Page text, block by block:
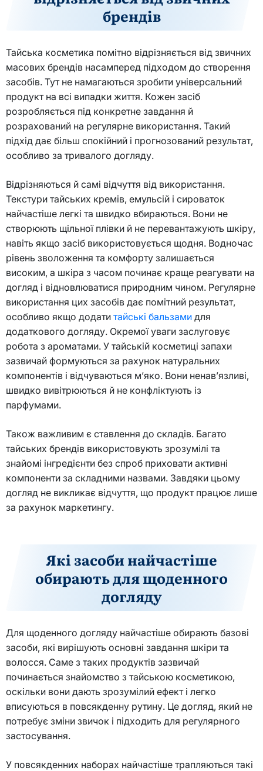
брендів
Тайська косметика помітно відрізняється від звичних
масових брендів насамперед підходом до створення
засобів. Тут не намагаються зробити універсальний
продукт на всі випадки життя. Кожен засіб
розробляється під конкретне завдання й
розрахований на регулярне використання. Такий
підхід дає більш спокійний і прогнозований результат,
особливо за тривалого догляду.
Відрізняються й самі відчуття від використання.
Текстури тайських кремів, емульсій і сироваток
найчастіше легкі та швидко вбираються. Вони не
створюють щільної плівки й не перевантажують шкіру,
навіть якщо засіб використовується щодня. Водночас
рівень зволоження та комфорту залишається
високим, а шкіра з часом починає краще реагувати на
догляд і відновлюватися природним чином. Регулярне
використання цих засобів дає помітний результат,
особливо якщо додати тайські бальзами для
додаткового догляду. Окремої уваги заслуговує
робота з ароматами. У тайській косметиці запахи
зазвичай формуються за рахунок натуральних
компонентів і відчуваються м’яко. Вони ненав’язливі,
швидко вивітрюються й не конфліктують із
парфумами.
Також важливим є ставлення до складів. Багато
тайських брендів використовують зрозумілі та
знайомі інгредієнти без спроб приховати активні
компоненти за складними назвами. Завдяки цьому
догляд не викликає відчуття, що продукт працює лише
за рахунок маркетингу.
Які засоби найчастіше
обирають для щоденного
догляду
Для щоденного догляду найчастіше обирають базові
засоби, які вирішують основні завдання шкіри та
волосся. Саме з таких продуктів зазвичай
починається знайомство з тайською косметикою,
оскільки вони дають зрозумілий ефект і легко
вписуються в повсякденну рутину. Це догляд, який не
потребує зміни звичок і підходить для регулярного
застосування.
У повсякденних наборах найчастіше трапляються такі